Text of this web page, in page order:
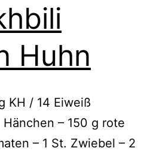
Huhn
KH / 14 Eiweiß
– 150 g rote
– 1 St. Zwiebel – 2